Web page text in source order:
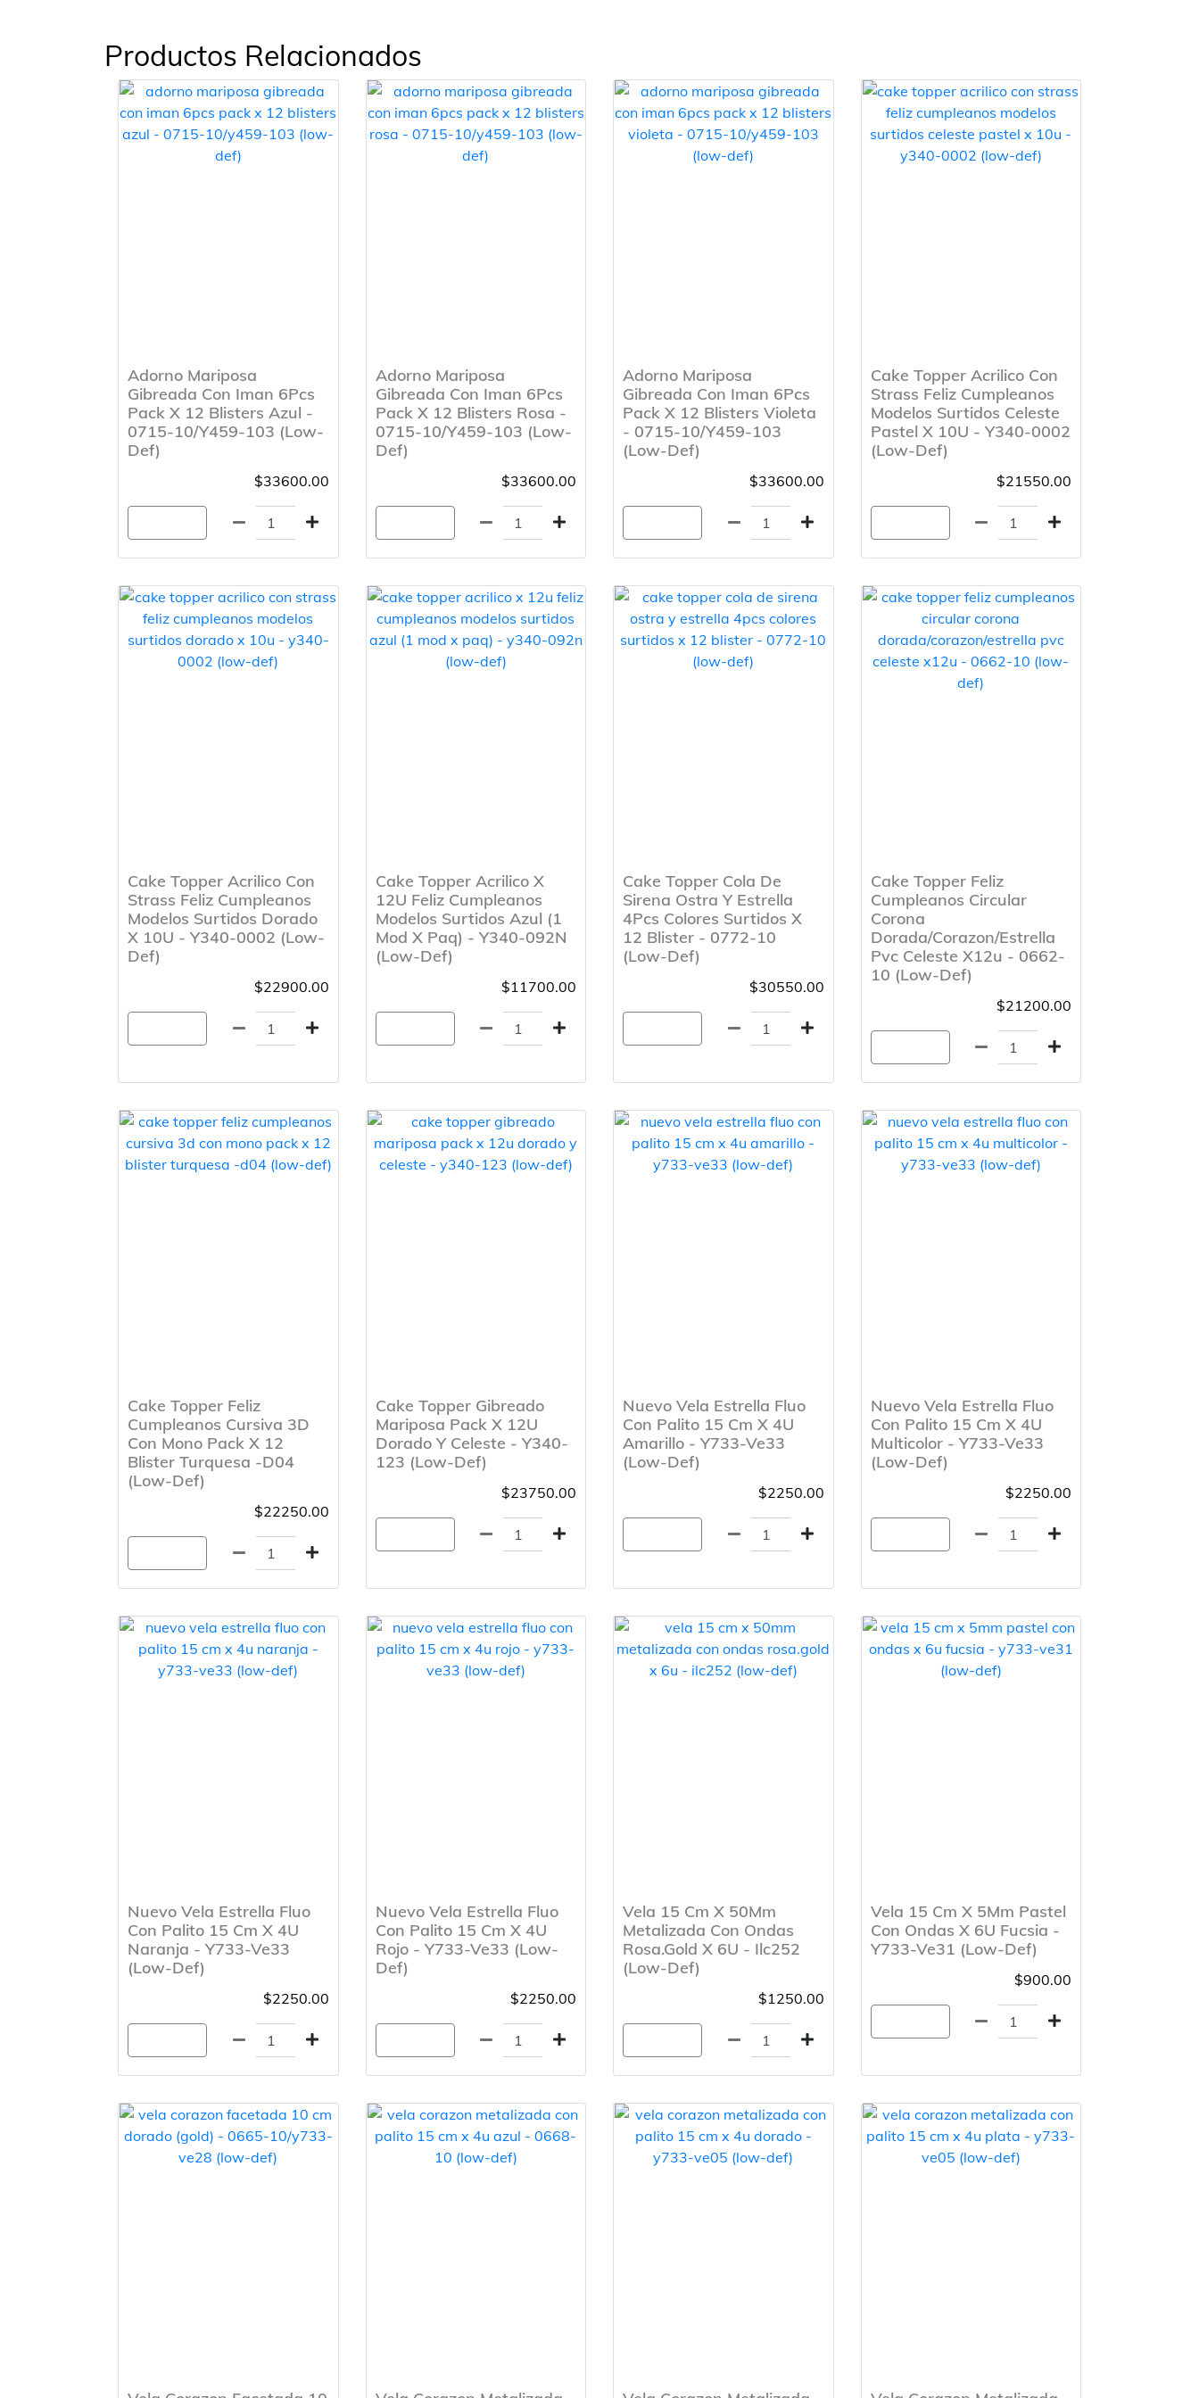
Productos Relacionados
Adorno Mariposa
Gibreada Con Iman 6Pcs
Pack X 12 Blisters Azul -
0715-10/Y459-103 (Low-
Def)
$33600.00
Adorno Mariposa
Gibreada Con Iman 6Pcs
Pack X 12 Blisters Rosa -
0715-10/Y459-103 (Low-
Def)
$33600.00
Adorno Mariposa
Gibreada Con Iman 6Pcs
Pack X 12 Blisters Violeta
- 0715-10/Y459-103
(Low-Def)
$33600.00
Cake Topper Acrilico Con
Strass Feliz Cumpleanos
Modelos Surtidos Celeste
Pastel X 10U - Y340-0002
(Low-Def)
$21550.00
Cake Topper Acrilico Con
Strass Feliz Cumpleanos
Modelos Surtidos Dorado
X 10U - Y340-0002 (Low-
Def)
$22900.00
Cake Topper Acrilico X
12U Feliz Cumpleanos
Modelos Surtidos Azul (1
Mod X Paq) - Y340-092N
(Low-Def)
$11700.00
Cake Topper Cola De
Sirena Ostra Y Estrella
4Pcs Colores Surtidos X
12 Blister - 0772-10
(Low-Def)
$30550.00
Cake Topper Feliz
Cumpleanos Circular
Corona
Dorada/Corazon/Estrella
Pvc Celeste X12u - 0662-
10 (Low-Def)
$21200.00
Cake Topper Feliz
Cumpleanos Cursiva 3D
Con Mono Pack X 12
Blister Turquesa -D04
(Low-Def)
$22250.00
Cake Topper Gibreado
Mariposa Pack X 12U
Dorado Y Celeste - Y340-
123 (Low-Def)
$23750.00
Nuevo Vela Estrella Fluo
Con Palito 15 Cm X 4U
Amarillo - Y733-Ve33
(Low-Def)
$2250.00
Nuevo Vela Estrella Fluo
Con Palito 15 Cm X 4U
Multicolor - Y733-Ve33
(Low-Def)
$2250.00
Nuevo Vela Estrella Fluo
Con Palito 15 Cm X 4U
Naranja - Y733-Ve33
(Low-Def)
$2250.00
Nuevo Vela Estrella Fluo
Con Palito 15 Cm X 4U
Rojo - Y733-Ve33 (Low-
Def)
$2250.00
Vela 15 Cm X 50Mm
Metalizada Con Ondas
Rosa.Gold X 6U - Ilc252
(Low-Def)
$1250.00
Vela 15 Cm X 5Mm Pastel
Con Ondas X 6U Fucsia -
Y733-Ve31 (Low-Def)
$900.00